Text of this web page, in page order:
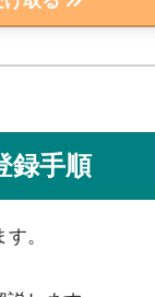
録手順
。